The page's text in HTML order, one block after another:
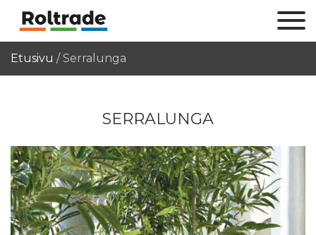
Etusivu /Serralunga
SERRALUNGA